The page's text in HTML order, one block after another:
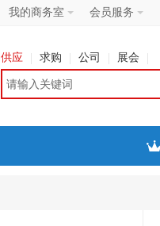
会员服务
我的商务室
供应 求购 公司 展会